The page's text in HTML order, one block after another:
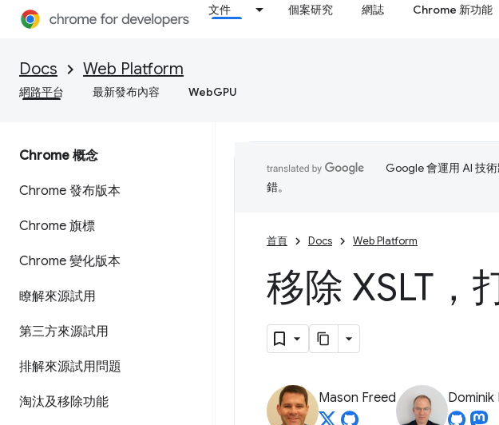
文件 個案研究 網誌 Chrome 新功能
Docs Web Platform
網路平台 最新發布內容 WebGPU
Chrome 概念
Chrome 發布版本
Chrome 旗標
Chrome 變化版本
瞭解來源試用
第三方來源試用
排解來源試用問題
淘汰及移除功能
Google 會運用 AI 技
錯。
首頁 Docs Web Platform
移除 XSLT，
Mason Freed Dominik